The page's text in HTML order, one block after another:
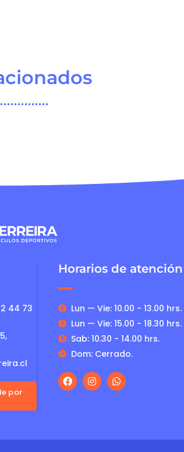
44 73
por
Horarios de atención
Lun — Vie: 10.00 - 13.00 hrs.
Lun — Vie: 15.00 - 18.30 hrs.
Sab: 10.30 - 14.00 hrs.
Dom: Cerrado.